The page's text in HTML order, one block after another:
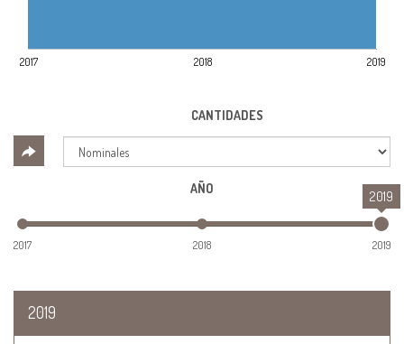
2017 2018 2019
CANTIDADES
AÑO 2019
2017 2018 2019
2019